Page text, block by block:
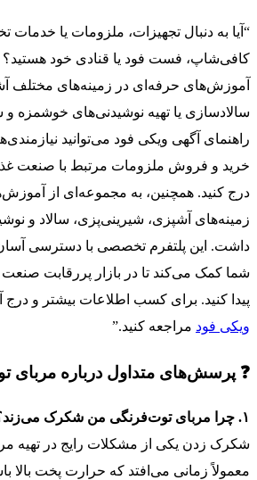
“آیا به دنبال تجهیزات، ملزومات یا
کافی‌شاپ، فست فود یا قنادی خود هستید؟
آموزش‌های حرفه‌ای در زمینه‌های مختلف
سالادسازی یا تهیه نوشیدنی‌های خوشمزه و
راهنمای آگهی ویکی فود می‌توانید
خرید و فروش ملزومات مرتبط با صنعت
درج کنید. همچنین، به مجموعه‌ای از
زمینه‌های آشپزی، شیرینی‌پزی، سالاد و
داشت. این پلتفرم تخصصی با دسترسی
شما کمک می‌کند تا در بازار پررقابت صنعت
پیدا کنید. برای کسب اطلاعات بیشتر و درج
ویکی فود مراجعه کنید.”
❓ پرسش‌های متداول درباره مربای
۱. چرا مربای توت‌فرنگی من شکرک می‌زند؟
شکرک زدن یکی از مشکلات رایج در تهیه
معمولاً زمانی می‌افتد که حرارت پخت بالا